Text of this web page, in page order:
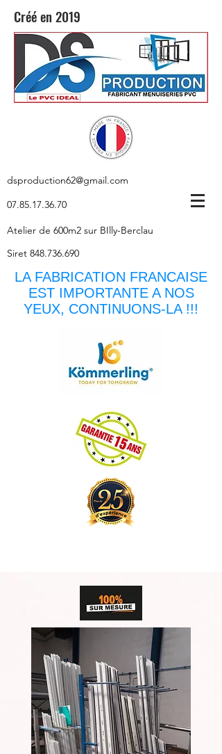
Créé en 2019
dsproduction62@gmail.com
07.85.17.36.70
Atelier de 600m2 sur BIlly-Berclau
Siret 848.736.690
LA FABRICATION FRANCAISE
EST IMPORTANTE A NOS
YEUX, CONTINUONS-LA !!!